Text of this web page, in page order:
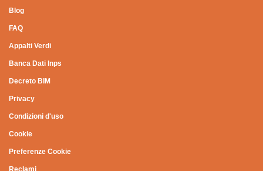
Blog
FAQ
Appalti Verdi
Banca Dati Inps
Decreto BIM
Privacy
Condizioni d'uso
Cookie
Preferenze Cookie
Reclami